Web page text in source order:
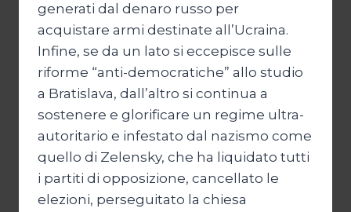
generati dal denaro russo per
acquistare armi destinate all’Ucraina.
Infine, se da un lato si eccepisce sulle
riforme “anti-democratiche” allo studio
a Bratislava, dall’altro si continua a
sostenere e glorificare un regime ultra-
autoritario e infestato dal nazismo come
quello di Zelensky, che ha liquidato tutti
i partiti di opposizione, cancellato le
elezioni, perseguitato la chiesa